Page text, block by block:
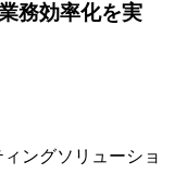
務効率化を実
ングソリューショ